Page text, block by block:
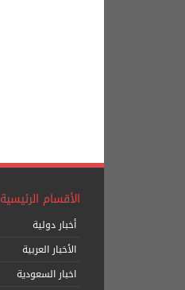
الأقسام الرئيسية
أخبار دولية
الأخبار العربية
اخبار السعودية